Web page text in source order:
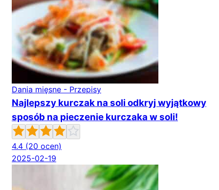
Dania mięsne - Przepisy
Najlepszy kurczak na soli odkryj wyjątkowy
sposób na pieczenie kurczaka w soli!
4.4 (20 ocen)
2025-02-19